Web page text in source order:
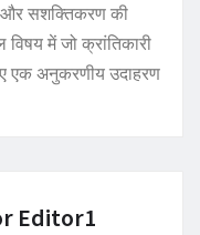
सशक्तिकरण की
में जो क्रांतिकारी
एक अनुकरणीय उदाहरण
Editor1